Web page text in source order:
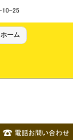
ホーム